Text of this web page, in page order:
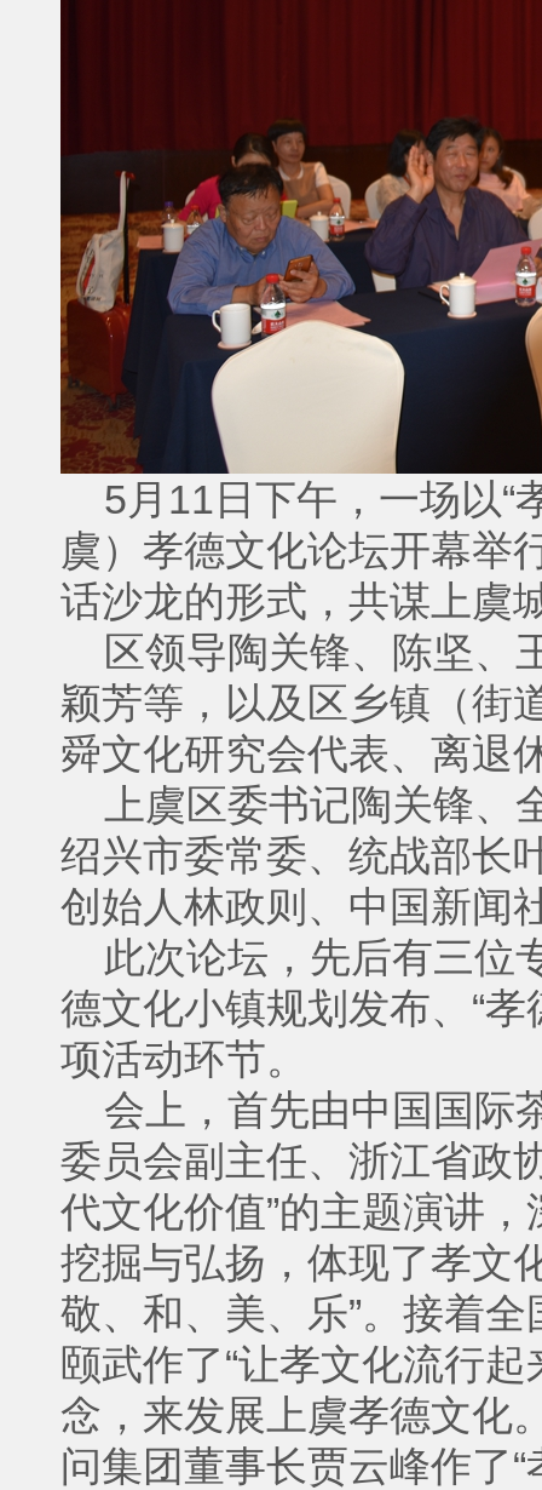
5月11日下午，一场以“
虞）孝德文化论坛开幕举
话沙龙的形式，共谋上虞
区领导陶关锋、陈坚、
颖芳等，以及区乡镇（街
舜文化研究会代表、离退
上虞区委书记陶关锋、
绍兴市委常委、统战部长
创始人林政则、中国新闻
此次论坛，先后有三位
德文化小镇规划发布、“
项活动环节。
会上，首先由中国国际
委员会副主任、浙江省政
代文化价值”的主题演讲
挖掘与弘扬，体现了孝文
敬、和、美、乐”。接着
颐武作了“让孝文化流行
念，来发展上虞孝德文化
问集团董事长贾云峰作了